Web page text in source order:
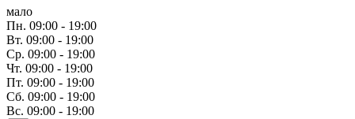
мало
Пн. 09:00 - 19:00
Вт. 09:00 - 19:00
Ср. 09:00 - 19:00
Чт. 09:00 - 19:00
Пт. 09:00 - 19:00
Сб. 09:00 - 19:00
Вс. 09:00 - 19:00